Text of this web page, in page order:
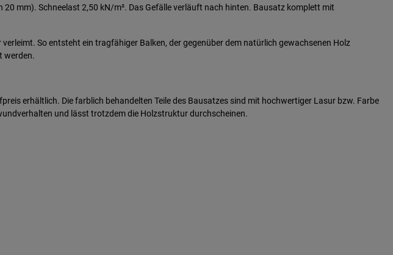
mm). Schneelast 2,50 kN/m². Das Gefälle verläuft nach hinten. Bausatz komplett mit
So entsteht ein tragfähiger Balken, der gegenüber dem natürlich gewachsenen Holz
werden.
erhältlich. Die farblich behandelten Teile des Bausatzes sind mit hochwertiger Lasur bzw. Farbe
und lässt trotzdem die Holzstruktur durchscheinen.